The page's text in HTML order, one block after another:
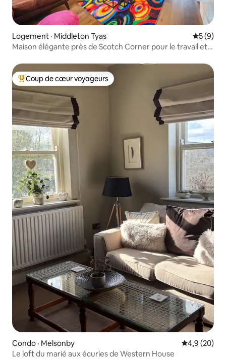
Logement · Middleton Tyas Note
5 (9)
Maison élégante près de Scotch Corner pour le travail et
Coup de cœur voyageurs parmi les plus aimés
Coup de cœur voyageurs
Condo · Melsonby Note
4,9 (20)
Le loft du marié aux écuries de Western House